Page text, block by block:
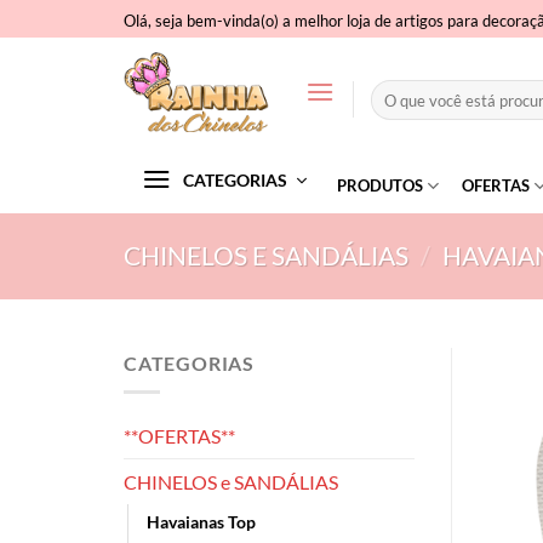
to
Olá, seja bem-vinda(o) a melhor loja de artigos para
Pesquisar
por:
CATEGORIAS PRODUTOS OFERTAS
CHINELOS E SANDÁLIAS /
CATEGORIAS
**OFERTAS**
CHINELOS e SANDÁLIAS
Havaianas Top